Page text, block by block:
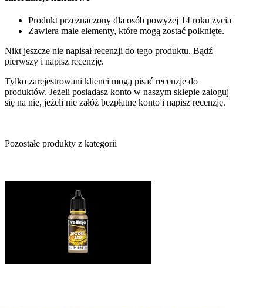
Produkt przeznaczony dla osób powyżej 14 roku życia
Zawiera małe elementy, które mogą zostać połknięte.
Nikt jeszcze nie napisał recenzji do tego produktu. Bądź
pierwszy i napisz recenzję.
Tylko zarejestrowani klienci mogą pisać recenzje do
produktów. Jeżeli posiadasz konto w naszym sklepie zaloguj
się na nie, jeżeli nie załóż bezpłatne konto i napisz recenzję.
Pozostałe produkty z kategorii